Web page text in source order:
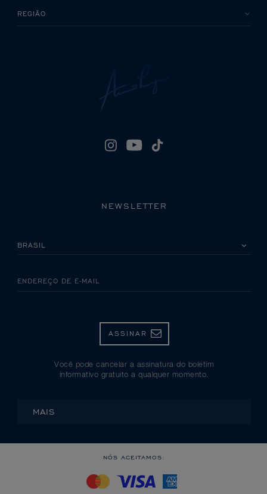
REGIÃO
NEWSLETTER
ENDEREÇO DE E-MAIL
ASSINAR
Você pode cancelar a assinatura do boletim
informativo gratuito a qualquer momento.
MAIS
NÓS ACEITAMOS: